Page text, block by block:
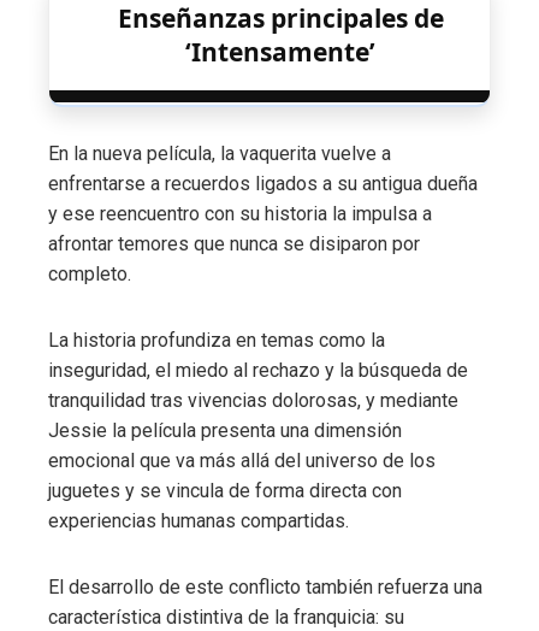
Enseñanzas principales de
‘Intensamente’
En la nueva película, la vaquerita vuelve a
enfrentarse a recuerdos ligados a su antigua dueña
y ese reencuentro con su historia la impulsa a
afrontar temores que nunca se disiparon por
completo.
La historia profundiza en temas como la
inseguridad, el miedo al rechazo y la búsqueda de
tranquilidad tras vivencias dolorosas, y mediante
Jessie la película presenta una dimensión
emocional que va más allá del universo de los
juguetes y se vincula de forma directa con
experiencias humanas compartidas.
El desarrollo de este conflicto también refuerza una
característica distintiva de la franquicia: su